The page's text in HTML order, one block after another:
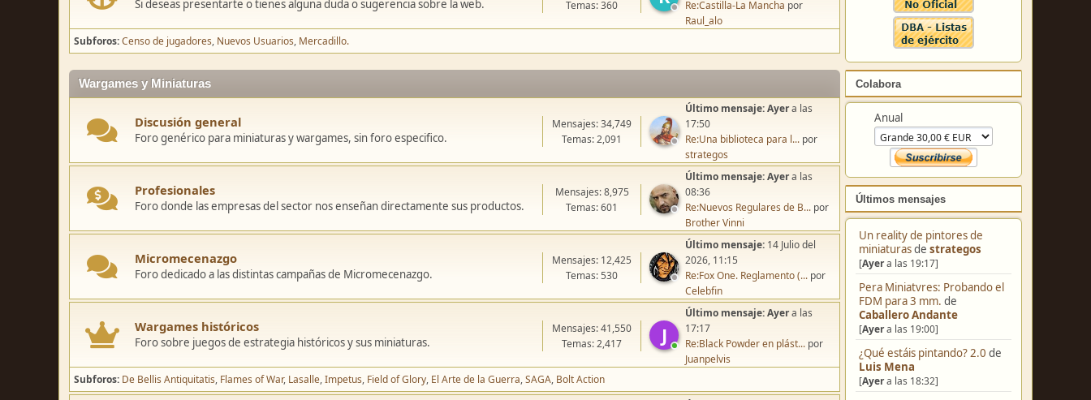
Colabora
Anual
Últimos mensajes
Un reality de pintores de
miniaturasde strategos
[Ayera las 19:17]
Pera Miniatvres: Probando el
FDM para 3 mm. de
Caballero Andante
[Ayera las 19:00]
¿Qué estáis pintando? 2.0 de
Luis Mena
[Ayera las 18:32]
Si deseas presentarte o tienes alguna duda o sugerencia sobre la web.
Temas: 360
Re:Castilla-La Mancha por
Raul_alo
Subforos Censo de jugadores Nuevos Usuarios Mercadillo.
Wargames y Miniaturas
Discusión general
Foro genérico para miniaturas y wargames, sin foro especifico.
Mensajes: 34,749
Temas: 2,091
Último mensaje:Ayera las
17:50
Re:Una biblioteca para l... por
strategos
Profesionales
Foro donde las empresas del sector nos enseñan directamente sus productos.
Mensajes: 8,975
Temas: 601
Último mensaje:Ayera las
08:36
Re:Nuevos Regulares de B... por
Brother Vinni
Micromecenazgo
Foro dedicado a las distintas campañas de Micromecenazgo.
Mensajes: 12,425
Temas: 530
Último mensaje: 14 Julio del
2026, 11:15
Re:Fox One. Reglamento (... por
Celebfin
J
Wargames históricos
Foro sobre juegos de estrategia históricos y sus miniaturas.
Mensajes: 41,550
Temas: 2,417
Último mensaje:Ayera las
17:17
Re:Black Powder en plást... por
Juanpelvis
Subforos De Bellis Antiquitatis Flames of War Lasalle Impetus Field of Glory El Arte de la Guerra SAGA Bolt Action